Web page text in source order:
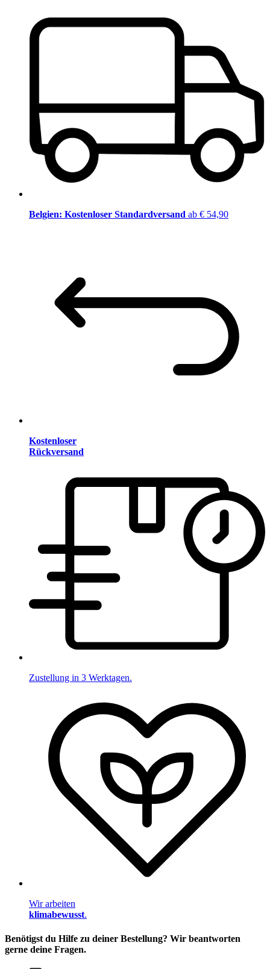
Belgien: Kostenloser Standardversand ab € 54,90
Kostenloser
Rückversand
Zustellung in 3 Werktagen.
Wir arbeiten
klimabewusst.
Benötigst du Hilfe zu deiner Bestellung? Wir beantworten
gerne deine Fragen.